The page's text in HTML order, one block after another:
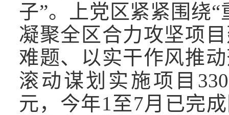
子”。上党区紧紧围绕
凝聚全区合力攻坚项
难题、以实干作风推
滚动谋划实施项目
元，今年1至7月已完